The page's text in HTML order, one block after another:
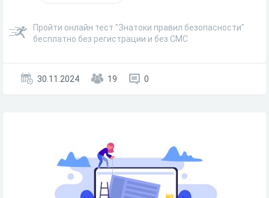
Пройти онлайн тест "Знатоки правил безопасности"
бесплатно без регистрации и без СМС
30.11.2024 19 0